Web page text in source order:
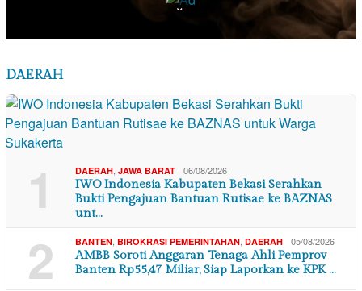
DAERAH
1 DAERAH, JAWA BARAT 06/08/2026
IWO Indonesia Kabupaten Bekasi Serahkan
Bukti Pengajuan Bantuan Rutisae ke BAZNAS
unt…
2 BANTEN, BIROKRASI PEMERINTAHAN, DAERAH 05/08/2026
AMBB Soroti Anggaran Tenaga Ahli Pemprov
Banten Rp55,47 Miliar, Siap Laporkan ke KPK …
×